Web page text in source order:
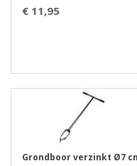
€ 11,95
Grondboor verzinkt Ø7